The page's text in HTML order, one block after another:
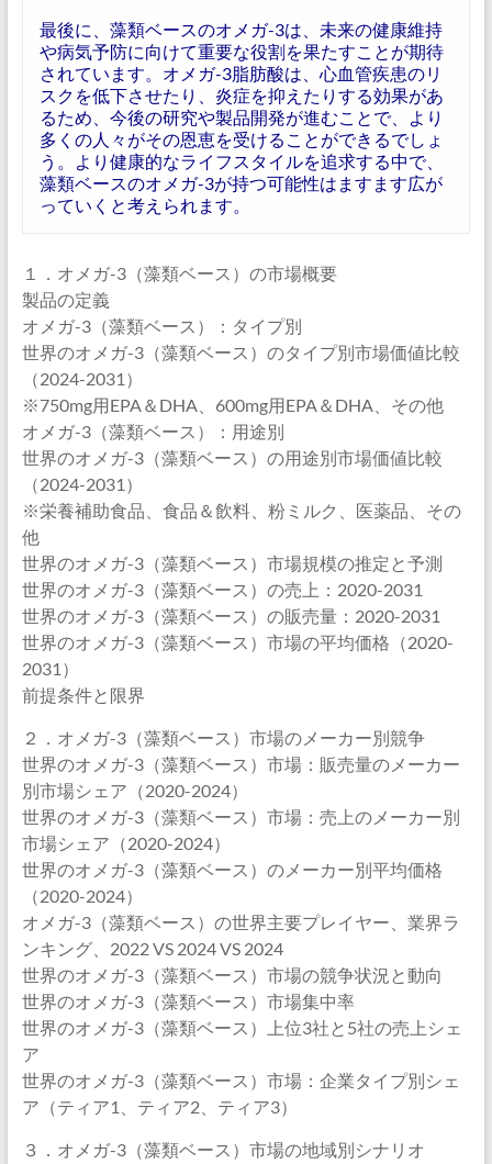
最後に、藻類ベースのオメガ-3は、未来の健康維持
や病気予防に向けて重要な役割を果たすことが期待
されています。オメガ-3脂肪酸は、心血管疾患のリ
スクを低下させたり、炎症を抑えたりする効果があ
るため、今後の研究や製品開発が進むことで、より
多くの人々がその恩恵を受けることができるでしょ
う。より健康的なライフスタイルを追求する中で、
藻類ベースのオメガ-3が持つ可能性はますます広が
っていくと考えられます。
１．オメガ-3（藻類ベース）の市場概要
製品の定義
オメガ-3（藻類ベース）：タイプ別
世界のオメガ-3（藻類ベース）のタイプ別市場価値比較
（2024-2031）
※750mg用EPA＆DHA、600mg用EPA＆DHA、その他
オメガ-3（藻類ベース）：用途別
世界のオメガ-3（藻類ベース）の用途別市場価値比較
（2024-2031）
※栄養補助食品、食品＆飲料、粉ミルク、医薬品、その
他
世界のオメガ-3（藻類ベース）市場規模の推定と予測
世界のオメガ-3（藻類ベース）の売上：2020-2031
世界のオメガ-3（藻類ベース）の販売量：2020-2031
世界のオメガ-3（藻類ベース）市場の平均価格（2020-
2031）
前提条件と限界
２．オメガ-3（藻類ベース）市場のメーカー別競争
世界のオメガ-3（藻類ベース）市場：販売量のメーカー
別市場シェア（2020-2024）
世界のオメガ-3（藻類ベース）市場：売上のメーカー別
市場シェア（2020-2024）
世界のオメガ-3（藻類ベース）のメーカー別平均価格
（2020-2024）
オメガ-3（藻類ベース）の世界主要プレイヤー、業界ラ
ンキング、2022 VS 2024 VS 2024
世界のオメガ-3（藻類ベース）市場の競争状況と動向
世界のオメガ-3（藻類ベース）市場集中率
世界のオメガ-3（藻類ベース）上位3社と5社の売上シェ
ア
世界のオメガ-3（藻類ベース）市場：企業タイプ別シェ
ア（ティア1、ティア2、ティア3）
３．オメガ-3（藻類ベース）市場の地域別シナリオ